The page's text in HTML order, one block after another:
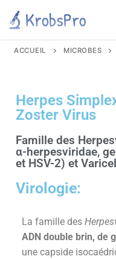
ACCUEIL MICROBES
Herpes
Zoster Virus
Famille des
α-herpesviridae,
et HSV-2) et
Virologie:
La famille des
ADN double brin, de
une capside